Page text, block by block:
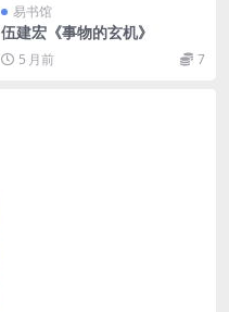
易书馆
伍建宏《事物的玄机》
5 月前 7